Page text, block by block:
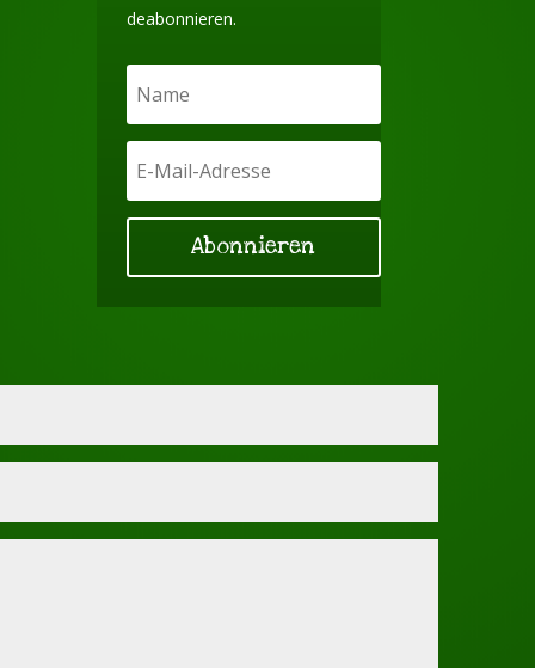
deabonnieren.
Abonnieren